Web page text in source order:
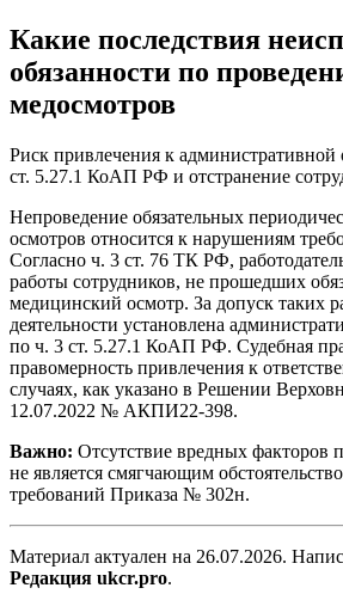
Какие последствия
обязанности по
медосмотров
Риск привлечения к административной
ст. 5.27.1 КоАП РФ и отстранение
Непроведение обязательных
осмотров относится к нарушениям
Согласно ч. 3 ст. 76 ТК РФ,
работы сотрудников, не прошедших
медицинский осмотр. За допуск таких
деятельности установлена
по ч. 3 ст. 5.27.1 КоАП РФ. Судебная
правомерность привлечения к
случаях, как указано в Решении
12.07.2022 № АКПИ22-398.
Важно: Отсутствие вредных факторов
не является смягчающим
требований Приказа № 302н.
Материал актуален на 26.07.2026.
Редакция ukcr.pro.